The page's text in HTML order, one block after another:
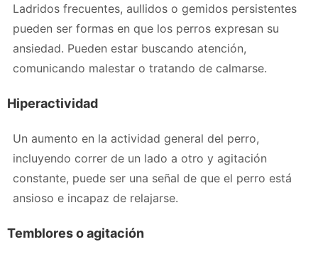
Ladridos frecuentes, aullidos o gemidos persistentes
pueden ser formas en que los perros expresan su
ansiedad. Pueden estar buscando atención,
comunicando malestar o tratando de calmarse.
Hiperactividad
Un aumento en la actividad general del perro,
incluyendo correr de un lado a otro y agitación
constante, puede ser una señal de que el perro está
ansioso e incapaz de relajarse.
Temblores o agitación